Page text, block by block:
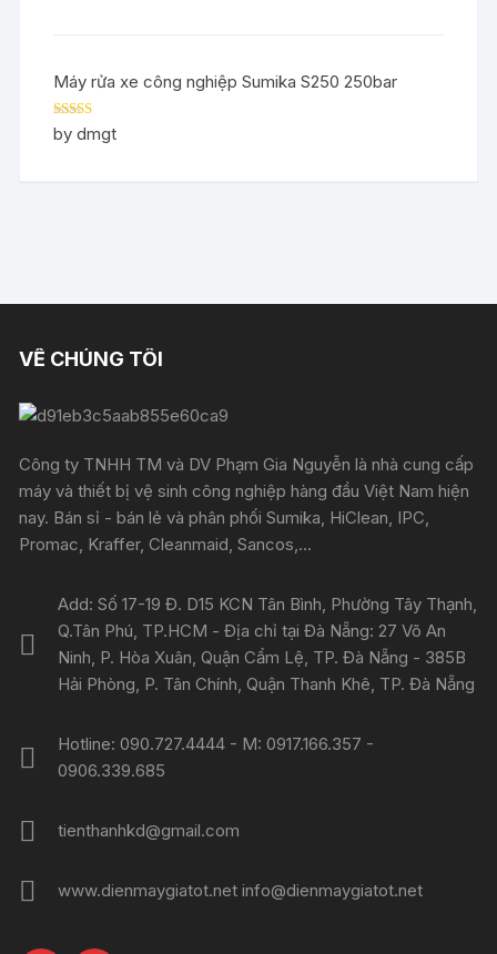
Máy rửa xe công nghiệp Sumika S250 250bar
Rated5out
of 5
by dmgt
VỀ CHÚNG TÔI
Công ty TNHH TM và DV Phạm Gia Nguyễn là nhà cung cấp
máy và thiết bị vệ sinh công nghiệp hàng đầu Việt Nam hiện
nay. Bán sỉ - bán lẻ và phân phối Sumika, HiClean, IPC,
Promac, Kraffer, Cleanmaid, Sancos,...
Add: Số 17-19 Đ. D15 KCN Tân Bình, Phường Tây Thạnh,
Q.Tân Phú, TP.HCM - Địa chỉ tại Đà Nẵng: 27 Võ An
Ninh, P. Hòa Xuân, Quận Cẩm Lệ, TP. Đà Nẵng - 385B
Hải Phòng, P. Tân Chính, Quận Thanh Khê, TP. Đà Nẵng
Hotline: 090.727.4444 - M: 0917.166.357 -
0906.339.685
tienthanhkd@gmail.com
www.dienmaygiatot.net info@dienmaygiatot.net